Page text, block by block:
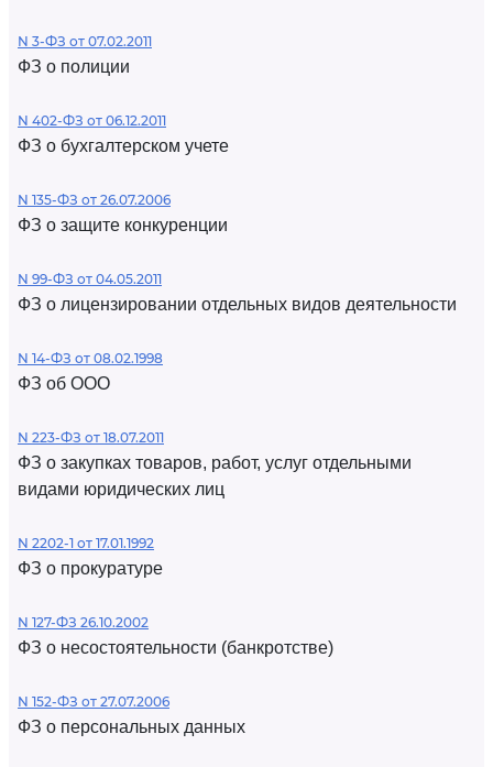
N 3-ФЗ от 07.02.2011
ФЗ о полиции
N 402-ФЗ от 06.12.2011
ФЗ о бухгалтерском учете
N 135-ФЗ от 26.07.2006
ФЗ о защите конкуренции
N 99-ФЗ от 04.05.2011
ФЗ о лицензировании отдельных видов деятельности
N 14-ФЗ от 08.02.1998
ФЗ об ООО
N 223-ФЗ от 18.07.2011
ФЗ о закупках товаров, работ, услуг отдельными
видами юридических лиц
N 2202-1 от 17.01.1992
ФЗ о прокуратуре
N 127-ФЗ 26.10.2002
ФЗ о несостоятельности (банкротстве)
N 152-ФЗ от 27.07.2006
ФЗ о персональных данных